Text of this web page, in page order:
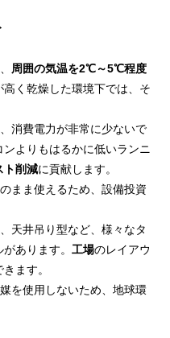
周囲の気温を2℃～5℃程度
く乾燥した環境下では、そ
消費電力が非常に少ないで
よりもはるかに低いランニ
ト削減に貢献します。
まま使えるため、設備投資
天井吊り型など、様々なタ
あります。 工場のレイアウ
ます。
を使用しないため、地球環